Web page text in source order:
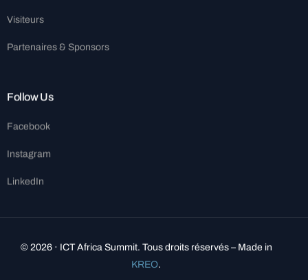
Visiteurs
Partenaires & Sponsors
Follow Us
Facebook
Instagram
LinkedIn
© 2026 · ICT Africa Summit. Tous droits réservés – Made in
KREO.